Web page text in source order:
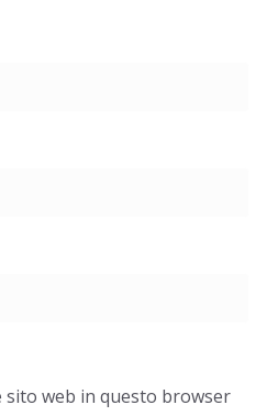
sito web in questo browser